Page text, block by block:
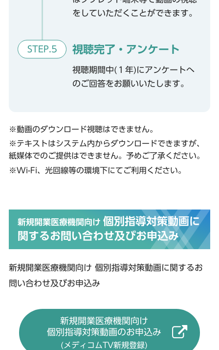
をしていただくことができます。
STEP.5 視聴完了・アンケート
視聴期間中(１年)にアンケートへ
のご回答をお願いいたします。
※動画のダウンロード視聴はできません。
※テキストはシステム内からダウンロードできますが、
紙媒体でのご提供はできません。予めご了承ください。
※Wi-Fi、光回線等の環境下にてご利用ください。
新規開業医療機関向け 個別指導対策動画に
関するお問い合わせ及びお申込み
新規開業医療機関向け 個別指導対策動画に関するお
問い合わせ及びお申込み
新規開業医療機関向け
個別指導対策動画のお申込み
(メディコムTV新規登録)